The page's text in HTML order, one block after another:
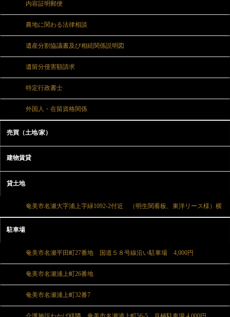
内容証明郵便
農地に関わる法律相談
遺産分割協議書及び相続関係説明図
遺留分侵害額請求
特定行政書士
外国人・在留資格関係
売買（土地/家）
建物賃貸
貸土地
奄美市名瀬大字浦上字緑1092-2付近 （明生関看板、東洋リース様）横
駐車場
奄美市名瀬平田町27番地 国道５８号線沿い駐車場 4,000円
奄美市名瀬浦上町26番地
奄美市名瀬浦上町32番7